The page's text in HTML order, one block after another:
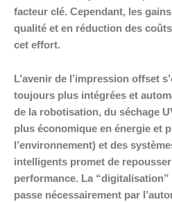
facteur clé. Cependant, les
qualité et en réduction des
cet effort.
L’avenir de l’impression offset
toujours plus intégrées et
de la robotisation, du séchage
plus économique en énergie et
l’environnement) et des
intelligents promet de
performance. La “digitalisation”
passe nécessairement par